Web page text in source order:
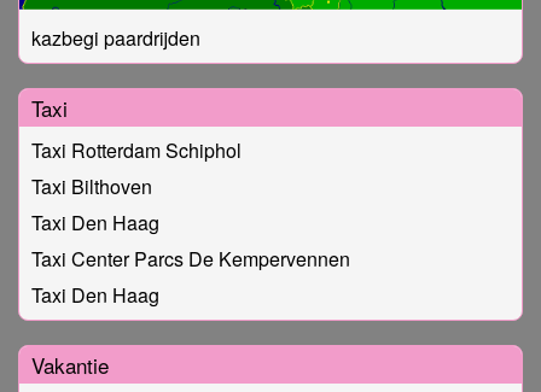
kazbegi paardrijden
Taxi
Taxi Rotterdam Schiphol
Taxi Bilthoven
Taxi Den Haag
Taxi Center Parcs De Kempervennen
Taxi Den Haag
Vakantie